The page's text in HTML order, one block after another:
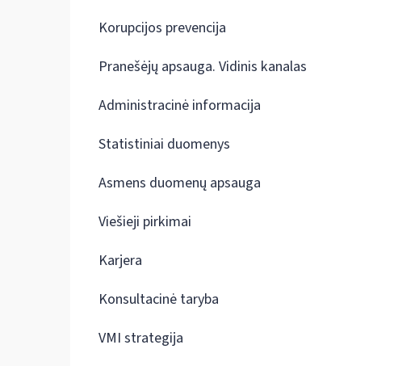
Korupcijos prevencija
Pranešėjų apsauga. Vidinis kanalas
Administracinė informacija
Statistiniai duomenys
Asmens duomenų apsauga
Viešieji pirkimai
Karjera
Konsultacinė taryba
VMI strategija